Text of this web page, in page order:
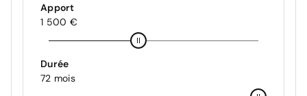
Apport
1 500 €
Durée
72 mois